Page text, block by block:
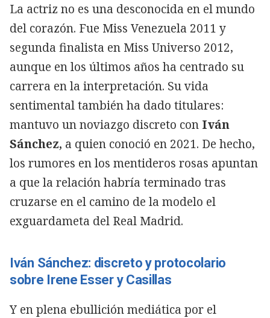
La actriz no es una desconocida en el mundo
del corazón. Fue Miss Venezuela 2011 y
segunda finalista en Miss Universo 2012,
aunque en los últimos años ha centrado su
carrera en la interpretación. Su vida
sentimental también ha dado titulares:
mantuvo un noviazgo discreto con Iván
Sánchez, a quien conoció en 2021. De hecho,
los rumores en los mentideros rosas apuntan
a que la relación habría terminado tras
cruzarse en el camino de la modelo el
exguardameta del Real Madrid.
Iván Sánchez: discreto y protocolario
sobre Irene Esser y Casillas
Y en plena ebullición mediática por el